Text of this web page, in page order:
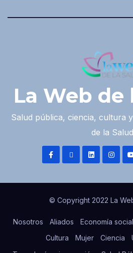
La Web de
Salud pública, ciencia, cultura
de la Salud
© Copyright 2022 La
Nosotros Aliados Economía social
Cultura
Mujer Ciencia